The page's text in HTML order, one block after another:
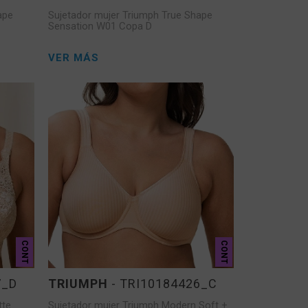
Sujetador mujer Triumph True Shape
Sensation W01 Copa D
VER MÁS
CONT CONT
TRIUMPH - TRI10184426_C
Sujetador mujer Triumph Modern Soft +